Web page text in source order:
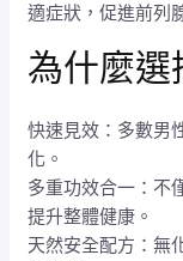
適症狀，促進前列
為什麼選
快速見效：多數男
化。
多重功效合一：不
提升整體健康。
天然安全配方：無